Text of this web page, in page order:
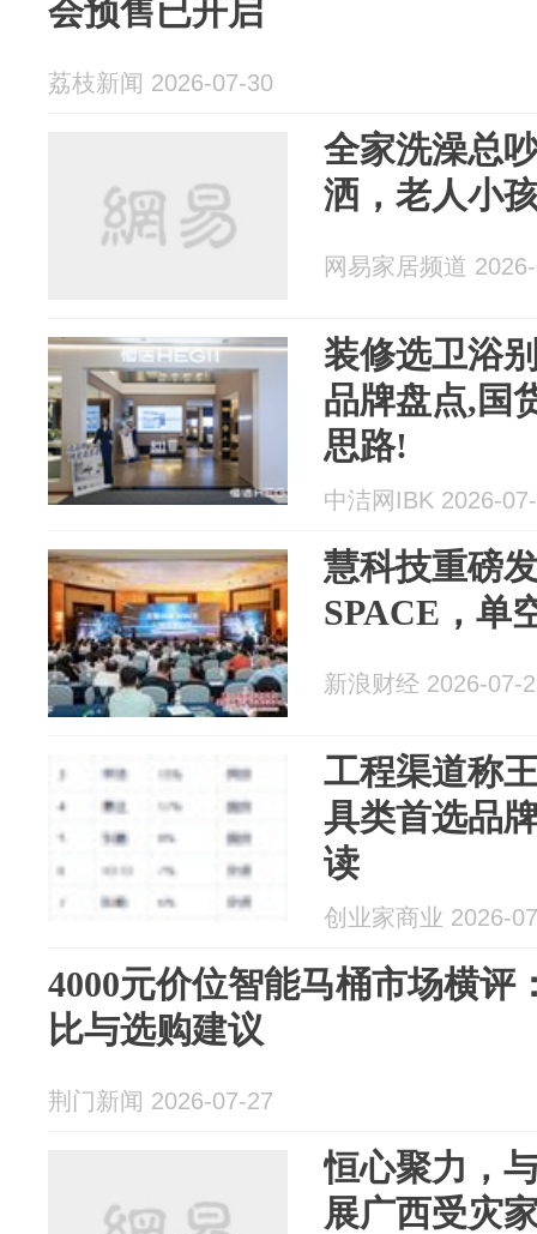
会预售已开启
荔枝新闻 2026-07-30
全家洗澡总
洒，老人小
网易家居频道
装修选卫浴
品牌盘点,国
思路!
中洁网IBK 2026-
慧科技重磅
SPACE，单
新浪财经 2026-07-
工程渠道称
具类首选品
读
创业家商业 2026-
4000元价位智能马桶市场横评
比与选购建议
荆门新闻 2026-07-27
恒心聚力，
展广西受灾